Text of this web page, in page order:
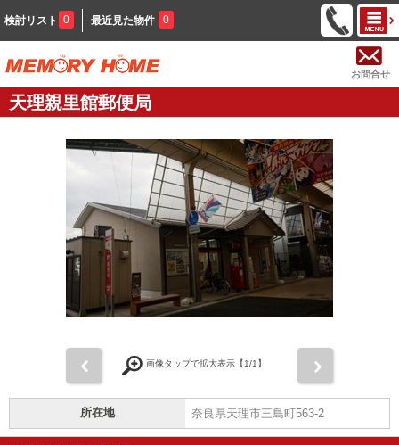
検討リスト 0 最近見た物件 0
お問合せ
天理親里館郵便局
画像タップで拡大表示【1/1】
所在地 奈良県天理市三島町563-2